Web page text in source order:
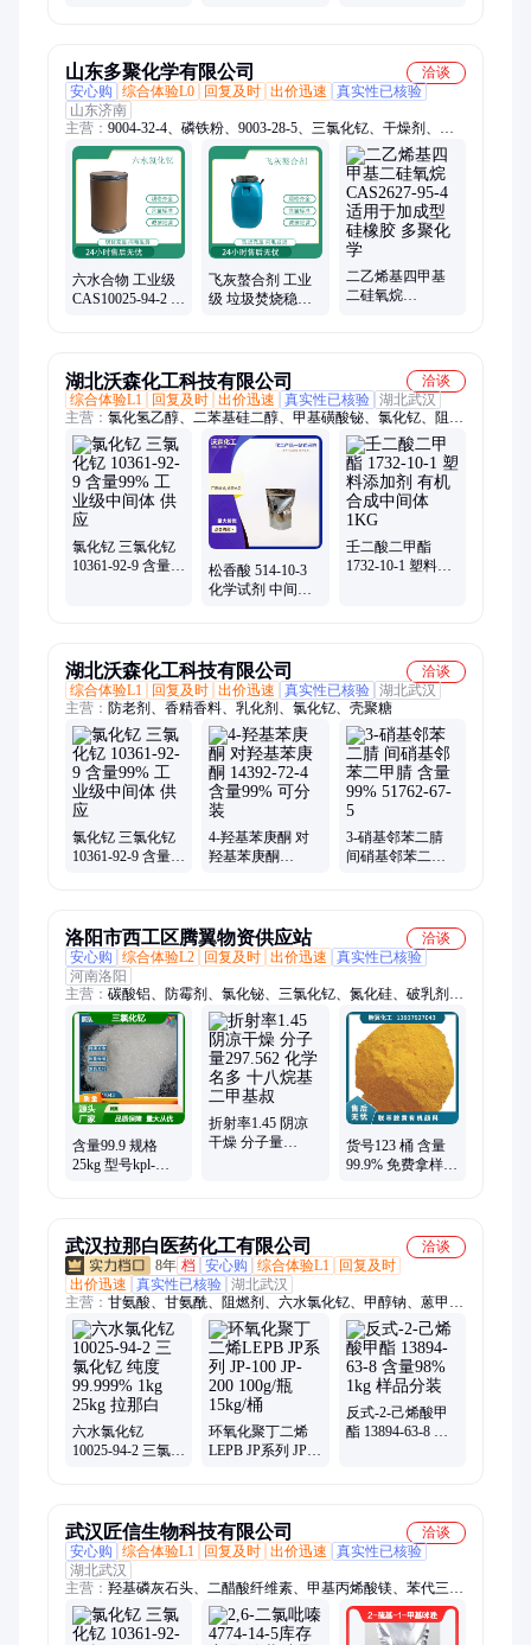
山东多聚化学有限公司
洽谈
安心购
综合体验L0 回复及时 出价迅速
真实性已核验
山东济南
主营： 9004-32-4、磷铁粉、9003-28-5、三氯化钇、干燥剂、防
腐剂、聚氨酯、柠檬黄、9002-89-5、9003-05-8、硅橡胶、清洗
剂、8050-09-7、增湿剂、葡萄糖、9000-59-3、洗涤剂、增稠
剂、脱水剂、固化剂、着色剂、碳酸镍、10028-22-5、19513-05-
4、cas76-59-5、11138-66-2
六水合物 工业级
CAS10025-94-2 三
飞灰螯合剂 工业
级 垃圾焚烧稳定
二乙烯基四甲基
二硅氧烷
湖北沃森化工科技有限公司
洽谈
综合体验L1
回复及时 出价迅速 真实性已核验 湖北武汉
主营： 氯化氢乙醇、二苯基硅二醇、甲基磺酸铋、氯化钇、阻燃
剂DDP、萃取剂、HTPB、防老剂
氯化钇 三氯化钇
10361-92-9 含量
松香酸 514-10-3
化学试剂 中间体
壬二酸二甲酯
1732-10-1 塑料添
湖北沃森化工科技有限公司
洽谈
综合体验L1
回复及时 出价迅速 真实性已核验 湖北武汉
主营： 防老剂、香精香料、乳化剂、氯化钇、壳聚糖
氯化钇 三氯化钇
10361-92-9 含量
4-羟基苯庚酮 对
羟基苯庚酮
3-硝基邻苯二腈
间硝基邻苯二甲
洛阳市西工区腾翼物资供应站
洽谈
安心购
综合体验L2 回复及时 出价迅速
真实性已核验
河南洛阳
主营： 碳酸铝、防霉剂、氯化铋、三氯化钇、氮化硅、破乳剂、
硅酸镁、磷酸铝、化学试剂、抗静电剂、乙酸乙酯、氢氧化镁、
焦磷酸钠、干燥通风、次磷酸镁、氯化氢乙醇、氯化氢甲醇、聚
丙烯酸钾、闪点提高剂、柴油降凝剂、硫代硫酸铵、聚丙烯酰
胺、多聚磷酸钠、25公斤纸板桶、硫代乙醇酸钠、高分子絮凝剂
含量99.9 规格
25kg 型号kpl-
折射率1.45 阴凉
干燥 分子量
货号123 桶 含量
99.9% 免费拿样
武汉拉那白医药化工有限公司
洽谈
8年 档 安心购 综合体验L1
回复及时
出价迅速
真实性已核验 湖北武汉
主营： 甘氨酸、甘氨酰、阻燃剂、六水氯化钇、甲醇钠、蒽甲
酯、十八酸、溴壬烷、肉桂醇、葱油醇、肉桂醛、异丁酯、赖氨
酸、叔丁醇、多佐胺、醛试剂、醇酯-12、乙氧基、脯氨酸、牛
胆粉、癸酸酯、化合物、氟苯基、敏材料、氨酰胺、扁油酸
六水氯化钇
10025-94-2 三氯化
环氧化聚丁二烯
LEPB JP系列 JP-
反式-2-己烯酸甲
酯 13894-63-8 含
武汉匠信生物科技有限公司
洽谈
安心购
综合体验L1 回复及时 出价迅速
真实性已核验
湖北武汉
主营： 羟基磷灰石头、二醋酸纤维素、甲基丙烯酸镁、苯代三聚
氰胺、间苯二甲酸二甲酯、苄索氯铵、柏木脑、乳酸铵、咪唑、
明胶、靛红酸酐、DL-苹果酸、异噻唑啉酮、抗氧化剂1135、海